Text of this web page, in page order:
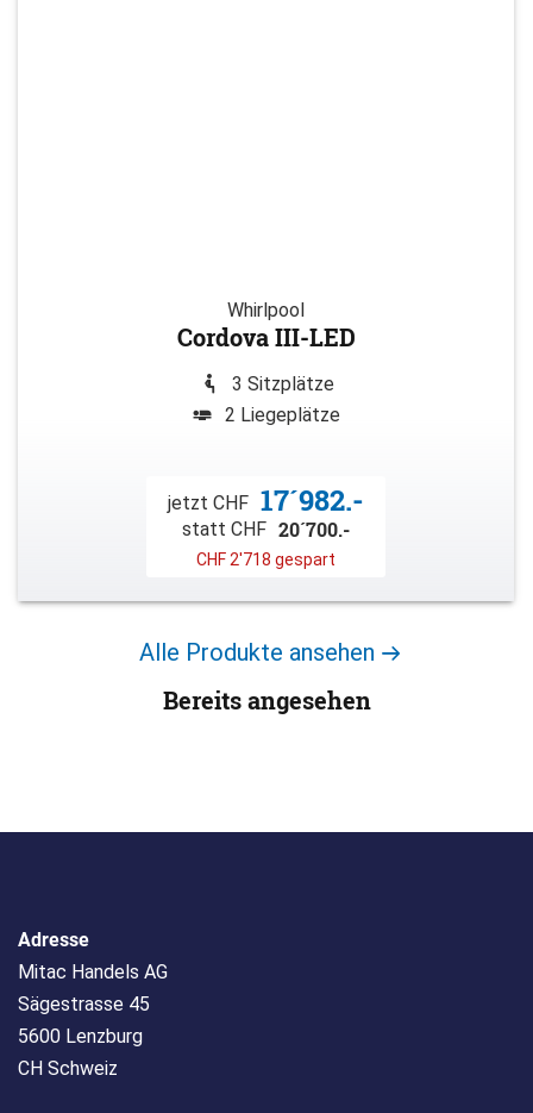
Whirlpool
Cordova III-LED
3 Sitzplätze
2 Liegeplätze
jetzt CHF 17´982.-
statt CHF 20´700.-
CHF 2'718 gespart
Alle Produkte ansehen
Bereits angesehen
Adresse
Mitac Handels AG
Sägestrasse 45
5600 Lenzburg
CH Schweiz